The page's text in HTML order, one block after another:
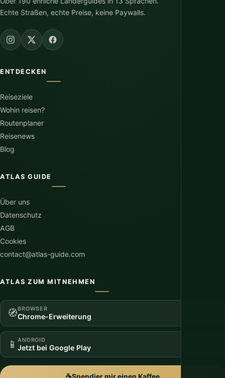
Echte Straßen, echte Preise, keine Paywalls.
ENTDECKEN
Reiseziele
Wohin reisen?
Routenplaner
Reisenews
Blog
ATLAS GUIDE
Über uns
Datenschutz
AGB
Cookies
contact@atlas-guide.com
ATLAS ZUM MITNEHMEN
🧭BROWSER
Chrome-Erweiterung
📱 ANDROID
Jetzt bei Google Play
☕Spendier mir einen Kaffee